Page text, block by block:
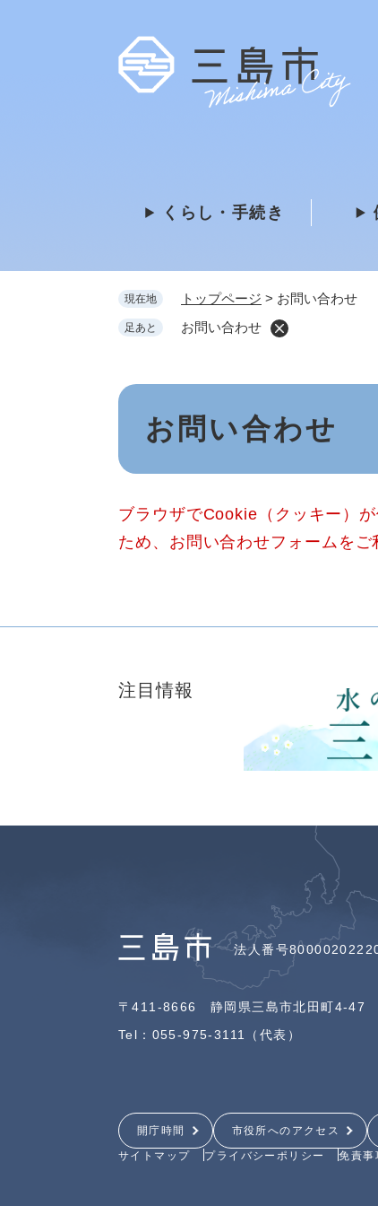
くらし・手続き
現在地 トップページ > お問い合わせ
足あと お問い合わせ
本
お問い合わせ
ブラウザでCookie（クッキー）
ため、お問い合わせフォームをご
注目情報
法人番号
〒411-8666 静岡県三島市北田町4-47
Tel：055-975-3111（代表）
開庁時間 市役所へのアクセス
サイトマップ
プライバシーポリシー 免責事